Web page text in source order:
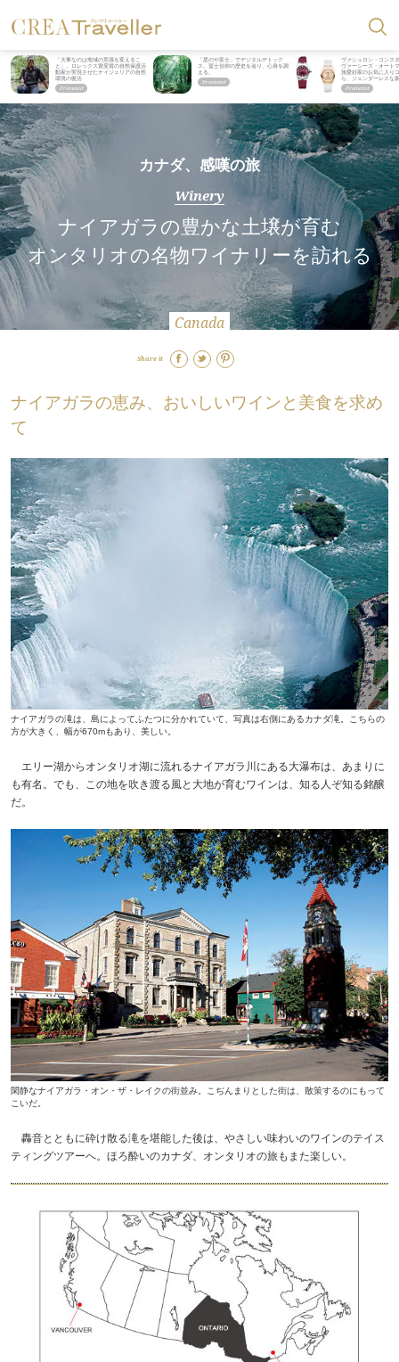
「大事なのは地域の意識を変えるこ
と」。ロレックス賞受賞の自然保護活
動家が実現させたナイジェリアの自然
環境の復活
「星のや富士」でデジタルデトック
ス。冨士信仰の歴史を辿り、心身を調
える。
ヴァシュロン・コンス
ヴァーシーズ・オート
旅愛好家のお気に入り
ら、ジェンダーレスな
カナダ、感嘆の旅
Winery
ナイアガラの豊かな土壌が育む
オンタリオの名物ワイナリーを訪れる
Canada
Share it
ナイアガラの恵み、おいしいワインと美食を求め
て
ナイアガラの滝は、島によってふたつに分かれていて、写真は右側にあるカナダ滝。こちらの
方が大きく、幅が670mもあり、美しい。
エリー湖からオンタリオ湖に流れるナイアガラ川にある大瀑布は、あまりに
も有名。でも、この地を吹き渡る風と大地が育むワインは、知る人ぞ知る銘醸
だ。
閑静なナイアガラ・オン・ザ・レイクの街並み。こぢんまりとした街は、散策するのにもって
こいだ。
轟音とともに砕け散る滝を堪能した後は、やさしい味わいのワインのテイス
ティングツアーへ。ほろ酔いのカナダ、オンタリオの旅もまた楽しい。